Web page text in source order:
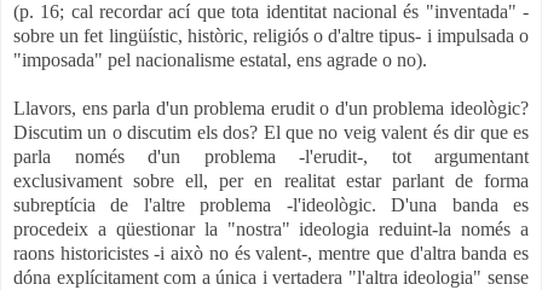
(p. 16; cal recordar ací que tota identitat nacional és "inventada" -
sobre un fet lingüístic, històric, religiós o d'altre tipus- i impulsada o
"imposada" pel nacionalisme estatal, ens agrade o no).
Llavors, ens parla d'un problema erudit o d'un problema ideològic?
Discutim un o discutim els dos? El que no veig valent és dir que es
parla només d'un problema -l'erudit-, tot argumentant
exclusivament sobre ell, per en realitat estar parlant de forma
subreptícia de l'altre problema -l'ideològic. D'una banda es
procedeix a qüestionar la "nostra" ideologia reduint-la només a
raons historicistes -i això no és valent-, mentre que d'altra banda es
dóna explícitament com a única i vertadera "l'altra ideologia" sense